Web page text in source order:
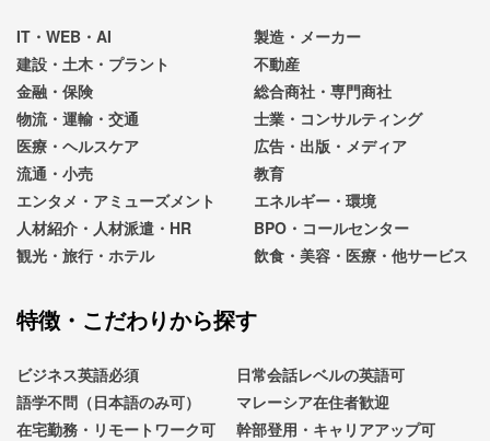
IT・WEB・AI
製造・メーカー
建設・土木・プラント
不動産
金融・保険
総合商社・専門商社
物流・運輸・交通
士業・コンサルティング
医療・ヘルスケア
広告・出版・メディア
流通・小売
教育
エンタメ・アミューズメント
エネルギー・環境
人材紹介・人材派遣・HR
BPO・コールセンター
観光・旅行・ホテル
飲食・美容・医療・他サービス
特徴・こだわりから探す
ビジネス英語必須
日常会話レベルの英語可
語学不問（日本語のみ可）
マレーシア在住者歓迎
在宅勤務・リモートワーク可
幹部登用・キャリアアップ可